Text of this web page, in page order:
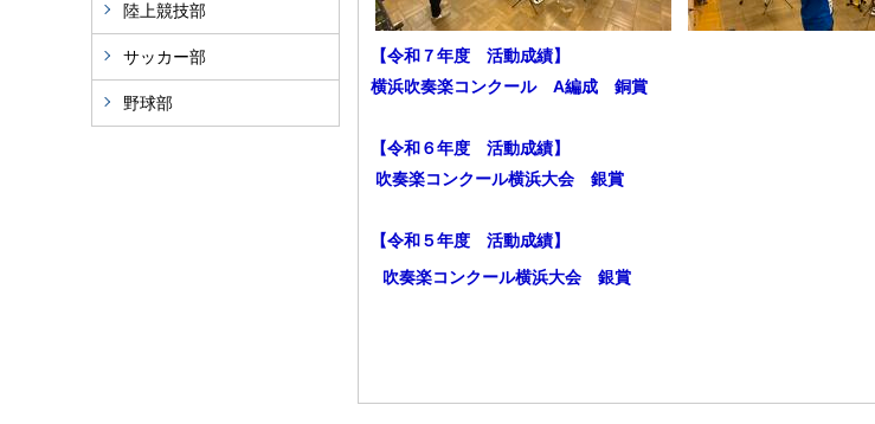
陸上競技部
サッカー部
野球部
【令和７年度 活動成績】
横浜吹奏楽コンクール A編成 銅賞
【令和６年度 活動成績】
吹奏楽コンクール横浜大会 銀賞
【令和５年度 活動成績】
吹奏楽コンクール横浜大会 銀賞